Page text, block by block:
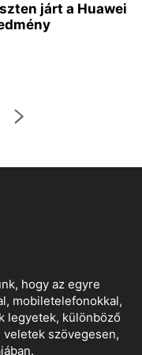
járt a Huawei
hogy az egyre
mobiletelefonokkal,
legyetek, különböző
szövegesen,